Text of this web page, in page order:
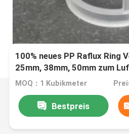
100% neues PP Raflux Ring
25mm, 38mm, 50mm zum
MOQ：1 Kubikmeter
Bestpreis